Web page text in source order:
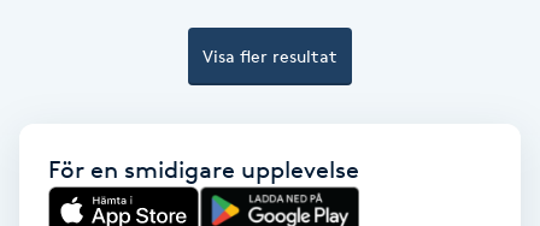
Dermapen
Visa fler resultat
För en smidigare upplevelse